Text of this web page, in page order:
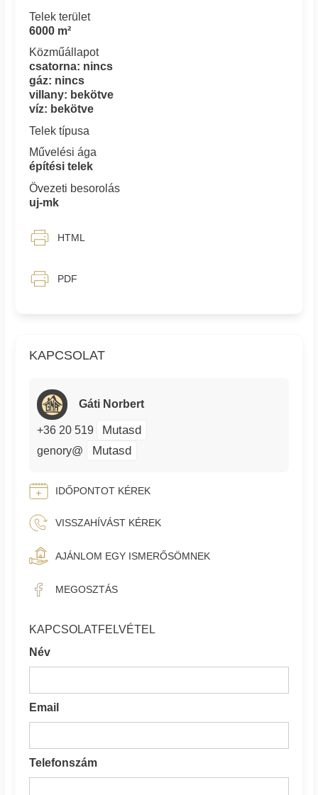
KAPCSOLAT
Gáti Norbert
+36 20 519 Mutasd
genory@ Mutasd
IDŐPONTOT KÉREK
VISSZAHÍVÁST KÉREK
AJÁNLOM EGY ISMERŐSÖMNEK
MEGOSZTÁS
KAPCSOLATFELVÉTEL
Név
Email
Telefonszám
Telek terület
6000 m²
Közműállapot
csatorna: nincs
gáz: nincs
villany: bekötve
víz: bekötve
Telek típusa
Művelési ága
építési telek
Övezeti besorolás
uj-mk
HTML
PDF